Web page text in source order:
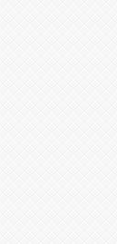
din fonduri
posibilitatea să
Unică 212
2025